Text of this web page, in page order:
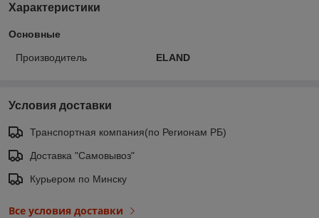
Характеристики
Основные
Производитель ELAND
Условия доставки
Транспортная компания(по Регионам РБ)
Доставка "Самовывоз"
Курьером по Минску
Все условия доставки